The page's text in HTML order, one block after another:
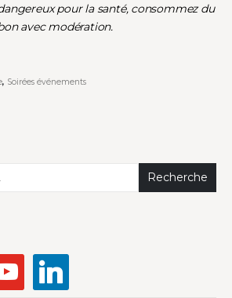
dangereux pour la santé, consommez du
avec modération.
, Soirées événements
Recherche